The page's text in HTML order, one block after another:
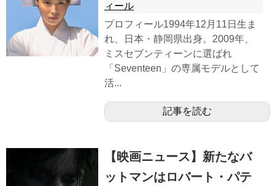
ィール
プロフィール1994年12月11日生ま
れ、日本・静岡県出身。2009年、
ミスセブンティーンに選ばれ
「Seventeen」の専属モデルとして
活...
記事を読む
【映画ニュース】新たなバ
ットマンはロバート・パテ